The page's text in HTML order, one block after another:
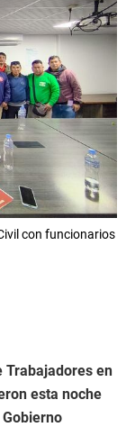
con funcionarios
Trabajadores en
esta noche